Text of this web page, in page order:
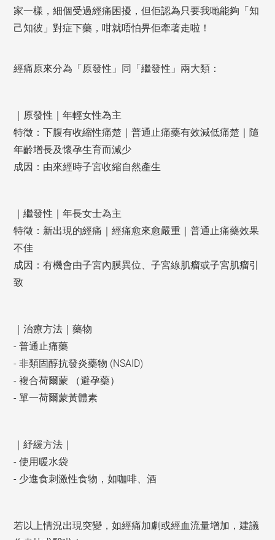
家一樣，細個受過經痛困擾，但佢認為只要我哋能夠「知
己知彼」對症下藥，咁就唔怕畀佢牽著走啦！
經痛原來分為「原發性」同「繼發性」兩大類：
｜原發性｜年輕女性為主
特徵：下腹有收縮性痛楚｜普通止痛藥有效減低痛楚｜隨
年齡增長及懷孕生育而減少
成因：由來經時子宮收縮自然產生
｜繼發性｜年長女士為主
特徵：新出現的經痛｜經痛愈來愈嚴重｜普通止痛藥效果
不佳
成因：有機會由子宮內膜異位、子宮線肌瘤或子宮肌瘤引
致
｜治療方法｜藥物
- 普通止痛藥
- 非類固醇抗發炎藥物 (NSAID)
- 複合荷爾蒙 （避孕藥）
- 單一荷爾蒙黃體素
｜紓緩方法｜
- 使用暖水袋
- 少進食刺激性食物，如咖啡、酒
若以上情況出現突變，如經痛加劇或經血流量增加，建議